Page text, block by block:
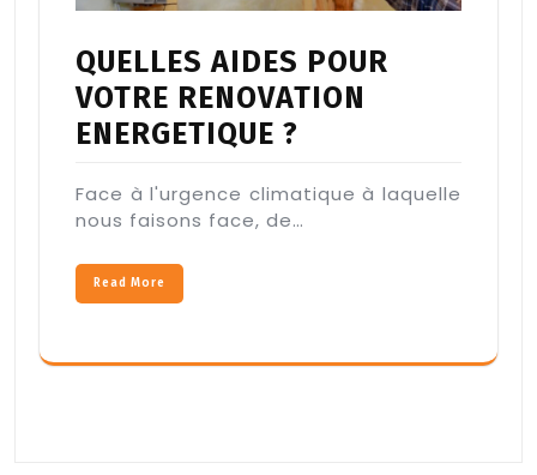
QUELLES AIDES POUR
VOTRE RENOVATION
ENERGETIQUE ?
Face à l'urgence climatique à laquelle
nous faisons face, de…
Read More